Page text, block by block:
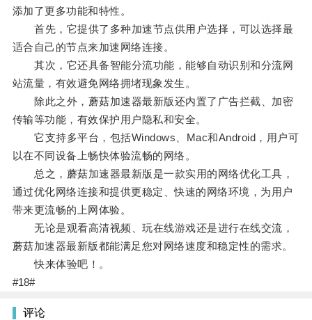
添加了更多功能和特性。
首先，它提供了多种加速节点供用户选择，可以选择最
适合自己的节点来加速网络连接。
其次，它还具备智能分流功能，能够自动识别和分流网
站流量，有效避免网络拥堵现象发生。
除此之外，蘑菇加速器最新版还内置了广告拦截、加密
传输等功能，有效保护用户隐私和安全。
它支持多平台，包括Windows、Mac和Android，用户可
以在不同设备上畅快体验流畅的网络。
总之，蘑菇加速器最新版是一款实用的网络优化工具，
通过优化网络连接和提供更稳定、快速的网络环境，为用户
带来更流畅的上网体验。
无论是观看高清视频、玩在线游戏还是进行在线交流，
蘑菇加速器最新版都能满足您对网络速度和稳定性的需求。
快来体验吧！。
#18#
评论